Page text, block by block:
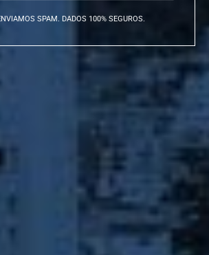
SPAM. DADOS 100% SEGUROS.